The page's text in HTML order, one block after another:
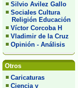
Silvio Avilez Gallo
Sociales Cultura
Religión Educación
Víctor Corcoba H
Vladimir de la Cruz
Opinión - Análisis
Otros
Caricaturas
Ciencia y